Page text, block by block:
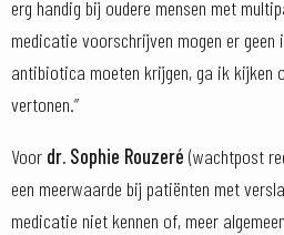
erg handig bij oudere mensen met
medicatie voorschrijven mogen er
antibiotica moeten krijgen, ga ik kijken
vertonen.”
Voor dr. Sophie Rouzeré (wachtpost
een meerwaarde bij patiënten met
medicatie niet kennen of, meer